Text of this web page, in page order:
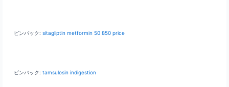
ピンバック: sitagliptin metformin 50 850 price
ピンバック: tamsulosin indigestion